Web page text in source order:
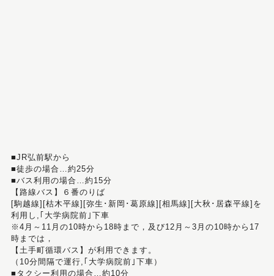
■JR弘前駅から
■徒歩の場合…約25分
■バス利用の場合…約15分
【路線バス】６番のりば
[駒越線][枯木平線][弥生･新岡･葛原線][相馬線][大秋･居森平線]を
利用し,｢大学病院前｣下車
※4月～11月の10時から18時まで，及び12月～3月の10時から17
時までは，
【土手町循環バス】が利用できます。
（10分間隔で運行,｢大学病院前｣下車）
■タクシー利用の場合…約10分